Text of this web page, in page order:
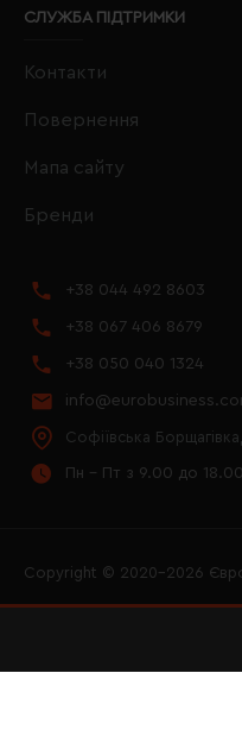
СЛУЖБА ПІДТРИМКИ
Контакти
Повернення
Мапа сайту
Бренди
+38 044 492 8603
+38 067 406 8679
+38 050 040 1324
Софіївська
Пн - Пт з 9.00 до 18.00
Copyright © 2020–2026
LOGO ЄВРОБІЗНЕС